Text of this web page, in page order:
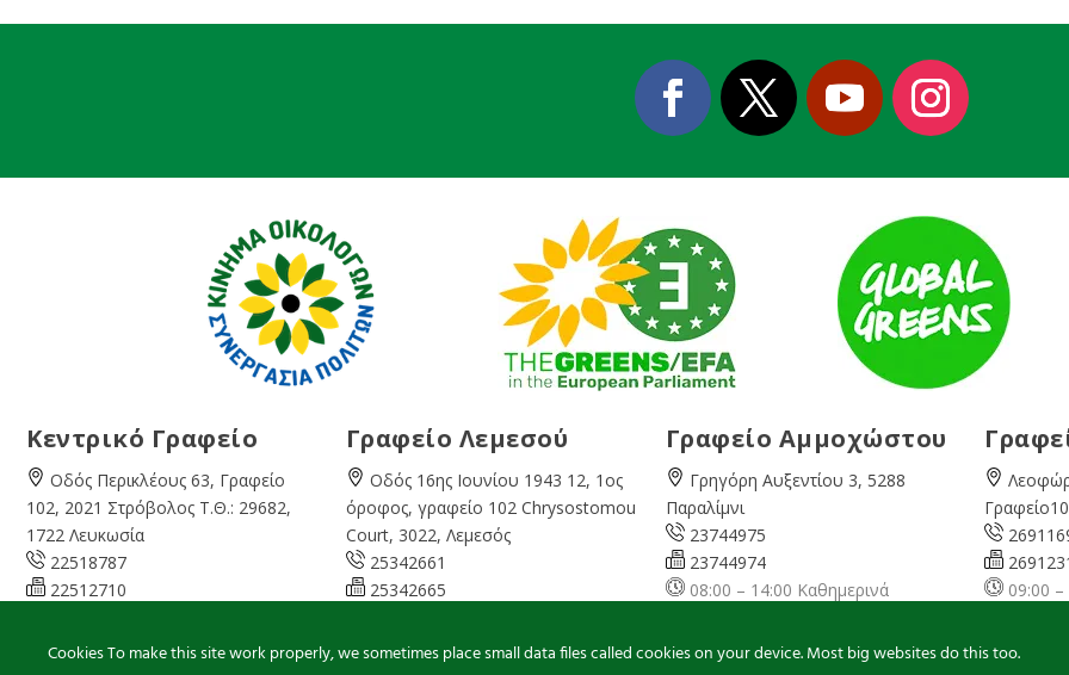
Κεντρικό Γραφείο
Οδός Περικλέους 63, Γραφείο
102, 2021 Στρόβολος Τ.Θ.: 29682,
1722 Λευκωσία
22518787
22512710
info@cyprusgreens.org
Γραφείο Λεμεσού
Οδός 16ης Ιουνίου 1943 12, 1ος
όροφος, γραφείο 102 Chrysostomou
Court, 3022, Λεμεσός
25342661
25342665
limassol@cyprusgreens.org
Γραφείο Αμμοχώστου
Γρηγόρη Αυξεντίου 3, 5288
Παραλίμνι
23744975
23744974
08:00 – 14:00 Καθημερινά
09:00
Cookies To make this site work properly, we sometimes place small data files called cookies on your device. Most big websites do this too.